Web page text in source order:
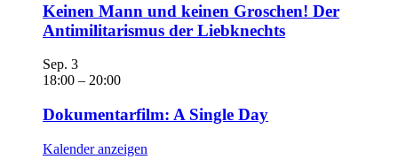
Keinen Mann und keinen Groschen! Der
Antimilitarismus der Liebknechts
Sep. 3
18:00 – 20:00
Dokumentarfilm: A Single Day
Kalender anzeigen